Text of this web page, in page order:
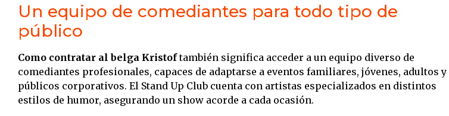
Un equipo de comediantes para todo tipo de
público
Como contratar al belga Kristoftambién significa acceder a un equipo diverso de
comediantes profesionales, capaces de adaptarse a eventos familiares, jóvenes, adultos y
públicos corporativos. El Stand Up Club cuenta con artistas especializados en distintos
estilos de humor, asegurando un show acorde a cada ocasión.